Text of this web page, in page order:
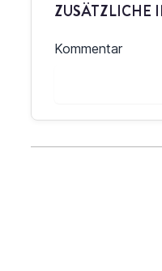
ZUSÄTZLICHE
Kommentar